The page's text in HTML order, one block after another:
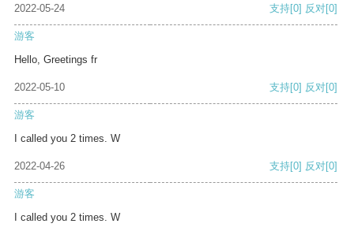
2022-05-24 支持[0] 反对[0]
游客
Hello, Greetings fr
2022-05-10 支持[0] 反对[0]
游客
I called you 2 times. W
2022-04-26 支持[0] 反对[0]
游客
I called you 2 times. W